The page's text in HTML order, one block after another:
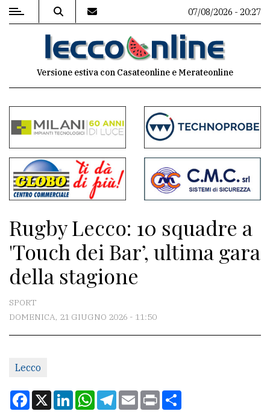
MENU
commenti
Contenuti
del
sito
Meteo
CONTATTI
La
redazione
Per
tua
07/08/2026 - 20:27
Versione estiva con Casateonline e Merateonline
Rugby Lecco: 10 squadre a
'Touch dei Bar’, ultima gara
della stagione
SPORT
DOMENICA, 21 GIUGNO 2026 - 11:50
Lecco
Facebook
X LinkedInWhatsApp
Telegram
EmailPrint